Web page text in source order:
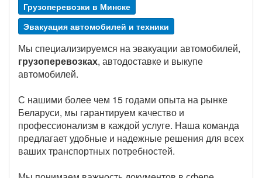
Грузоперевозки в Минске
Эвакуация автомобилей и техники
Мы специализируемся на эвакуации автомобилей,
грузоперевозках, автодоставке и выкупе
автомобилей.
С нашими более чем 15 годами опыта на рынке
Беларуси, мы гарантируем качество и
профессионализм в каждой услуге. Наша команда
предлагает удобные и надежные решения для всех
ваших транспортных потребностей.